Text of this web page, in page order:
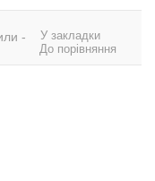
-
У закладки
До порівняння